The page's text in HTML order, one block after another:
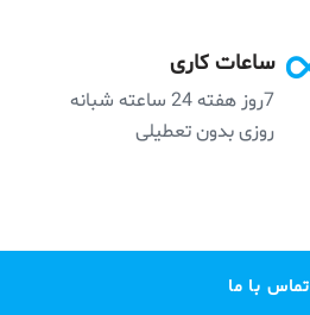
ساعات کاری
7روز هفته 24 ساعته شبانه
روزی بدون تعطیلی
تماس با ما